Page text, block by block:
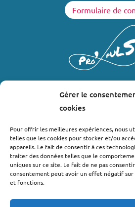
Gérer le
cookies
Pour offrir les meilleures expériences, nous
telles que les cookies pour stocker et/ou
appareils. Le fait de consentir à ces
traiter des données telles que le
uniques sur ce site. Le fait de ne pas
consentement peut avoir un effet négatif
et fonctions.
Formulaire de
Où nous
Bollène
Nyons
Valréas
Lachapelle-sous-